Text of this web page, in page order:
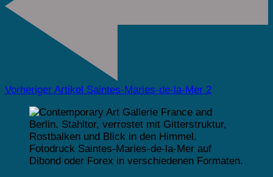
Vorheriger Artikel Saintes-Maries-de-la-Mer 2